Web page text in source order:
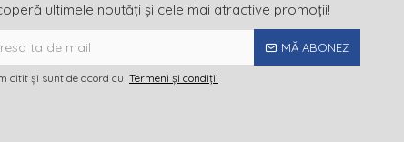
ultimele noutăți și cele mai atractive promoții!
MĂ ABONEZ
citit şi sunt de acord cu Termeni și condiții